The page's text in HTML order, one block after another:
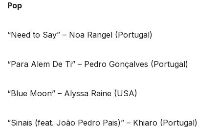
Pop
“Need to Say” – Noa Rangel (Portugal)
“Para Alem De Ti” – Pedro Gonçalves (Portugal)
“Blue Moon” – Alyssa Raine (USA)
“Sinais (feat. João Pedro Pais)” – Khiaro (Portugal)